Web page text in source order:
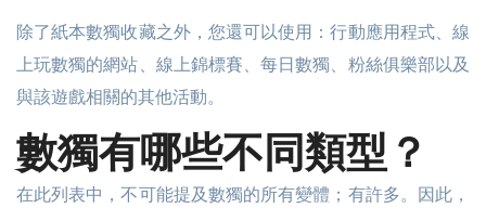
除了紙本數獨收藏之外，您還可以使用：行動應用程式、線
上玩數獨的網站、線上錦標賽、每日數獨、粉絲俱樂部以及
與該遊戲相關的其他活動。
數獨有哪些不同類型？
在此列表中，不可能提及數獨的所有變體；有許多。因此，